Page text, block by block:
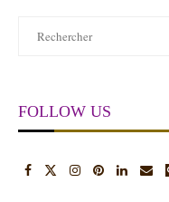
FOLLOW US